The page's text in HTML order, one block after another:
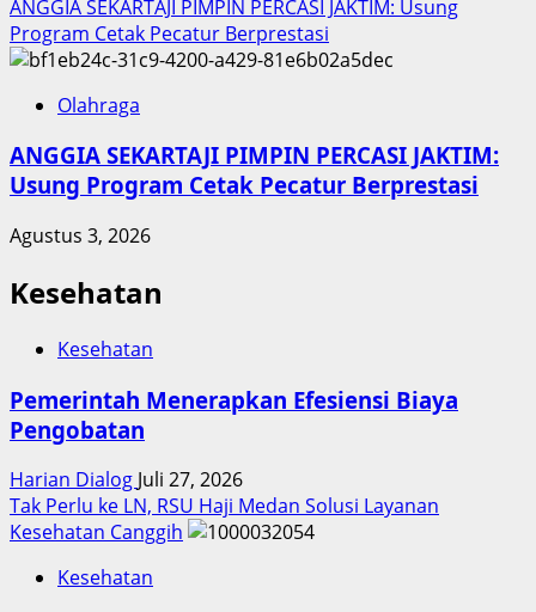
ANGGIA SEKARTAJI PIMPIN PERCASI JAKTIM: Usung
Program Cetak Pecatur Berprestasi
Olahraga
ANGGIA SEKARTAJI PIMPIN PERCASI JAKTIM:
Usung Program Cetak Pecatur Berprestasi
Agustus 3, 2026
Kesehatan
Kesehatan
Pemerintah Menerapkan Efesiensi Biaya
Pengobatan
Harian Dialog Juli 27, 2026
Tak Perlu ke LN, RSU Haji Medan Solusi Layanan
Kesehatan Canggih
Kesehatan